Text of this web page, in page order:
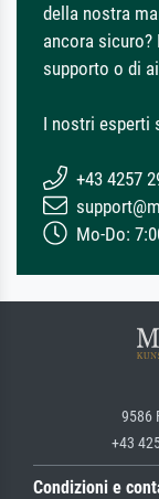
della nostra
ancora
supporto o di
I nostri esperti
+43 4257
Mo-Do:
9586
+43
Condizioni e